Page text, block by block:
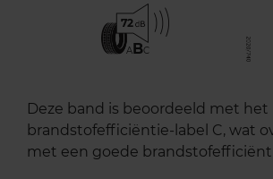
72
ABC
Deze band is beoordeeld met het
brandstofefficiëntie-label C, wat
met een goede